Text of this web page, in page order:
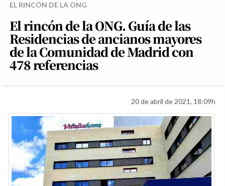
EL RINCÓN DE LA ONG
El rincón de la ONG. Guía de las
Residencias de ancianos mayores
de la Comunidad de Madrid con
478 referencias
20 de abril de 2021, 18:09h